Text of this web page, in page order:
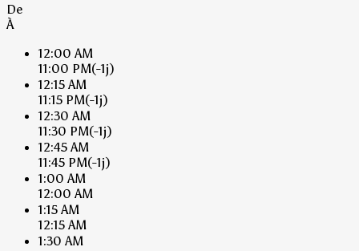
De
À
12:00 AM
11:00 PM(-1j)
12:15 AM
11:15 PM(-1j)
12:30 AM
11:30 PM(-1j)
12:45 AM
11:45 PM(-1j)
1:00 AM
12:00 AM
1:15 AM
12:15 AM
1:30 AM